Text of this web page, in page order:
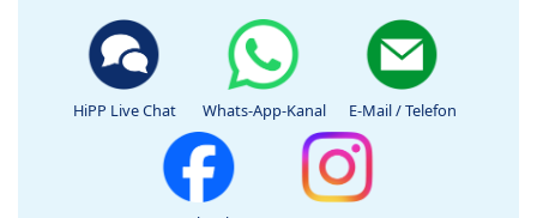
HiPP Live Chat Whats-App-Kanal E-Mail / Telefon